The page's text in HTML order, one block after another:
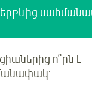
ո՞րն է